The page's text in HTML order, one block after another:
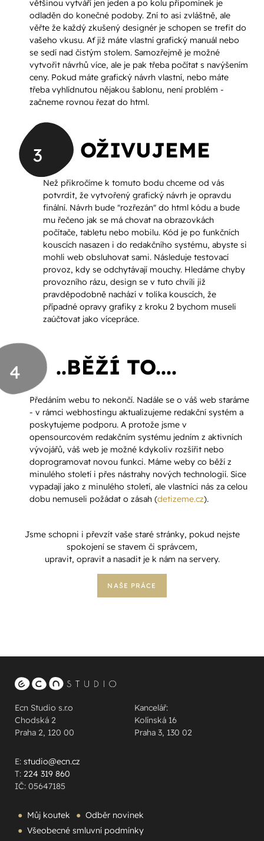
většinou vytváří jen jeden a po kolu připomínek je
odladěn do konečné podoby. Zní to asi zvláštně, ale
věřte že každý zkušený designér je schopen se trefit do
vašeho vkusu. Ať již máte vlastní grafický manuál nebo
se sedí nad čistým stolem. Samozřejmě je možné
vytvořit návrhů více, ale je pak třeba počítat s navýšením
ceny. Pokud máte grafický návrh vlastní, nebo máte
třeba vyhlídnutou nějakou šablonu, není problém -
začneme rovnou řezat do html.
3 OŽIVUJEME
Než přikročíme k tomuto bodu chceme od vás
potvrdit, že vytvořený grafický návrh je opravdu
finální. Návrh bude "rozřezán" do html kódu a bude
mu řečeno jak se má chovat na obrazovkách
počítače, tabletu nebo mobilu. Kód je po funkčních
kouscích nasazen i do redakčního systému, abyste si
mohli web obsluhovat sami. Následuje testovací
provoz, kdy se odchytávají mouchy. Hledáme chyby
provozního rázu, design se v tuto chvíli již
pravděpodobně nachází v tolika kouscích, že
případné opravy grafiky z kroku 2 bychom museli
zaúčtovat jako vícepráce.
4 ..BĚŽÍ TO....
Předáním webu to nekončí. Nadále se o váš web staráme
- v rámci webhostingu aktualizujeme redakční systém a
poskytujeme podporu. A protože jsme v
opensourcovém redakčním systému jedním z aktivních
vývojářů, váš web je možné kdykoliv rozšířit nebo
doprogramovat novou funkci. Máme weby co běží z
minulého století i přes nástrahy nových technologií. Sice
vypadají jako z minulého století, ale vlastníci nás za celou
dobu nemuseli požádat o zásah (detizeme.cz).
Jsme schopni i převzít vaše staré stránky, pokud nejste
spokojení se stavem či správcem,
upravit, opravit a nasadit je k nám na servery.
NAŠE PRÁCE
Ecn Studio s.r.o
Chodská 2
Praha 2, 120 00
Kancelář:
Kolínská 16
Praha 3, 130 02
E: studio@ecn.cz
T: 224 319 860
IČ: 05647185
Můj koutek
Odběr novinek
Všeobecné smluvní podmínky